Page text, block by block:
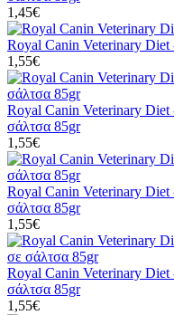
1,45€
Royal Canin Veterinary Diet
1,55€
Royal Canin Veterinary Diet
σάλτσα 85gr
1,55€
Royal Canin Veterinary Diet
σάλτσα 85gr
1,55€
Royal Canin Veterinary Diet
σάλτσα 85gr
1,55€